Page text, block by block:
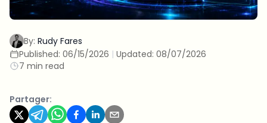
By: Rudy Fares
Published: 06/15/2026 | Updated: 08/07/2026
7 min read
Partager: